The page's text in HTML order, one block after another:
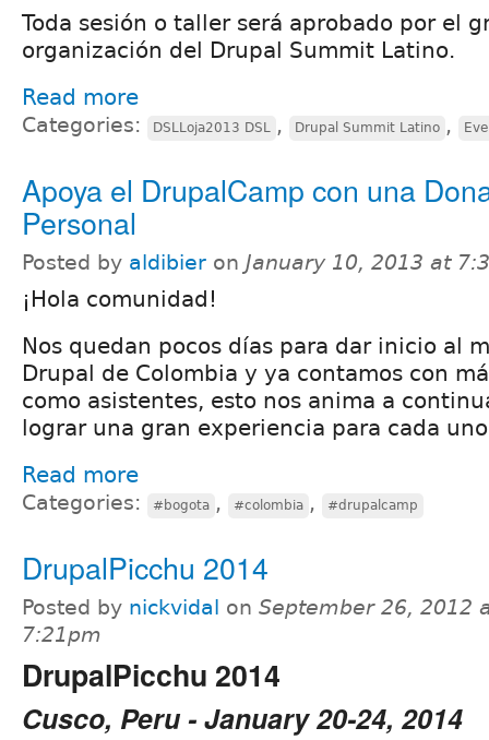
Toda sesión o taller será aprobado por el
organización del Drupal Summit Latino.
Read more
Categories: DSLLoja2013 DSL , Drupal Summit Latino ,
Apoya el DrupalCamp con una
Personal
Posted by aldibier on January 10, 2013 at
¡Hola comunidad!
Nos quedan pocos días para dar inicio al
Drupal de Colombia y ya contamos con
como asistentes, esto nos anima a
lograr una gran experiencia para cada
Read more
Categories: #bogota , #colombia , #drupalcamp
DrupalPicchu 2014
Posted by nickvidal on September 26, 2012
7:21pm
DrupalPicchu 2014
Cusco, Peru - January 20-24, 2014